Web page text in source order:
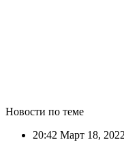
Новости по теме
20:42 Март 18, 2022